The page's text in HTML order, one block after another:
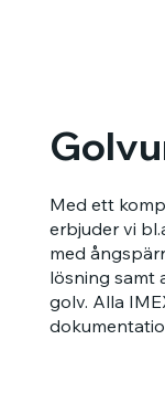
Med ett
erbjuder vi
med
lösning samt
golv. Alla